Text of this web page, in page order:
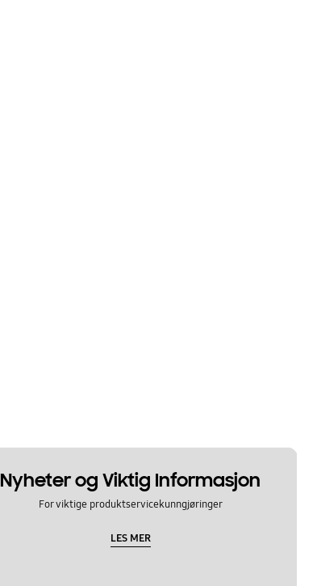
Nyheter og Viktig Informasjon
For viktige produktservicekunngjøringer
LES MER